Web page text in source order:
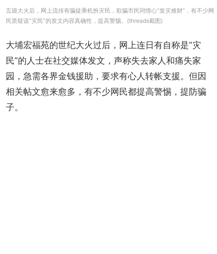
五级大火后，网上流传有骗徒乘机扮灾民，欺骗市民同情心“发灾难财”，有不少网
民质疑该“灾民”的发文内容真确性，提高警惕。(threads截图)
大埔宏福苑的世纪大火过后，网上连日有自称是“灾
民”的人士在社交媒体发文，声称失去家人和痛失家
园，急需各界金钱援助，要求有心人转帐支援。但因
相关帖文愈来愈多，有不少网民都提高警惕，提防骗
子。